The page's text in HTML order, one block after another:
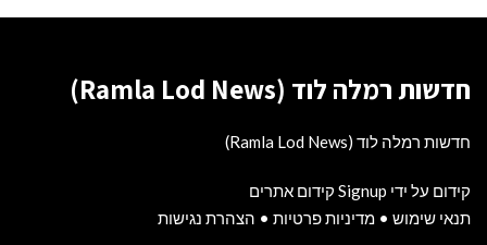
חדשות רמלה לוד (Ramla Lod News)
חדשות רמלה לוד (Ramla Lod News)
קידום על ידי Signup קידום אתרים
תנאי שימוש • מדיניות פרטיות • הצהרת נגישות